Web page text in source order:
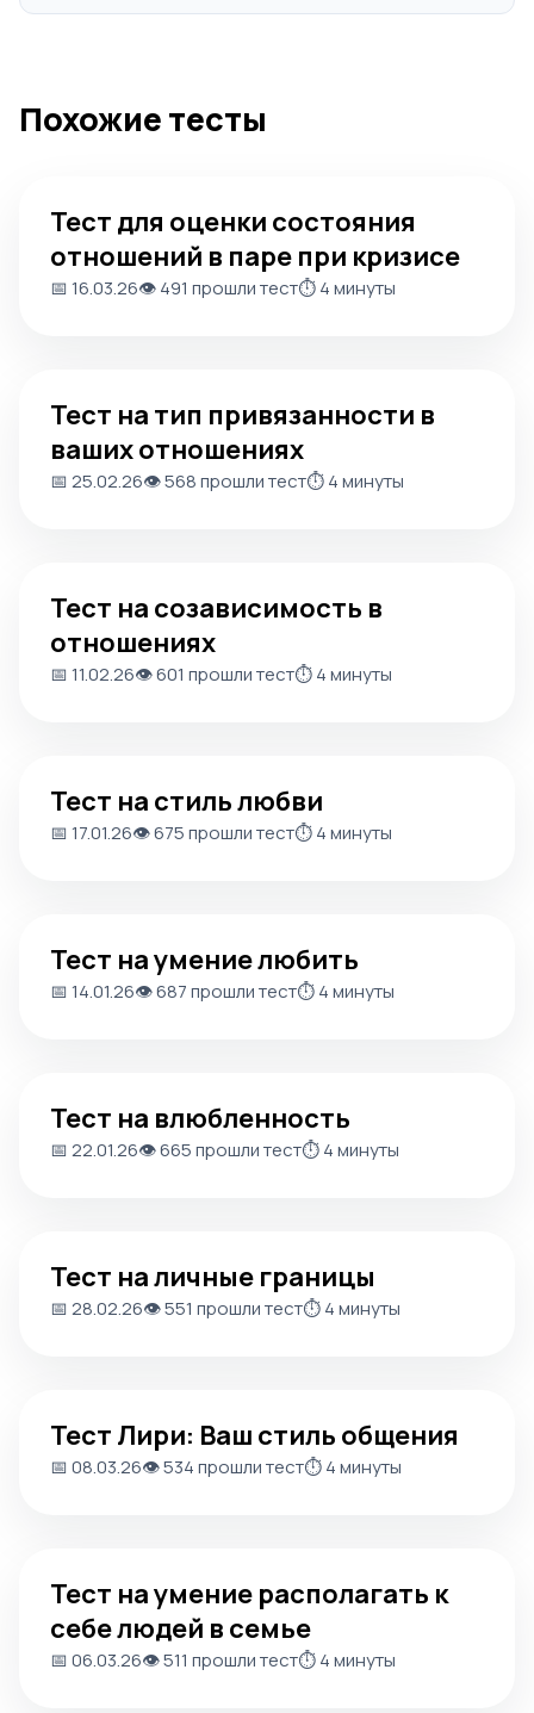
Похожие тесты
Тест для оценки состояния
отношений в паре при кризисе
📅 16.03.26👁️ 491 прошли тест⏱️ 4 минуты
Тест на тип привязанности в
ваших отношениях
📅 25.02.26👁️ 568 прошли тест⏱️ 4 минуты
Тест на созависимость в
отношениях
📅 11.02.26👁️ 601 прошли тест⏱️ 4 минуты
Тест на стиль любви
📅 17.01.26👁️ 675 прошли тест⏱️ 4 минуты
Тест на умение любить
📅 14.01.26👁️ 687 прошли тест⏱️ 4 минуты
Тест на влюбленность
📅 22.01.26👁️ 665 прошли тест⏱️ 4 минуты
Тест на личные границы
📅 28.02.26👁️ 551 прошли тест⏱️ 4 минуты
Тест Лири: Ваш стиль общения
📅 08.03.26👁️ 534 прошли тест⏱️ 4 минуты
Тест на умение располагать к
себе людей в семье
📅 06.03.26👁️ 511 прошли тест⏱️ 4 минуты